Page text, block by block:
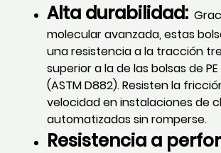
Alta durabilidad:
molecular avanzada, estas
una resistencia a la tracción
superior a la de las bolsas de
(ASTM D882). Resisten la
velocidad en instalaciones de
automatizadas sin romperse.
Resistencia a